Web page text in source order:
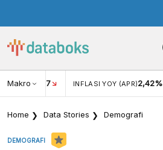
Makro
USD/IDR 17 INFLASI YOY (APR)2,42%
Home Data Stories Demografi
DEMOGRAFI